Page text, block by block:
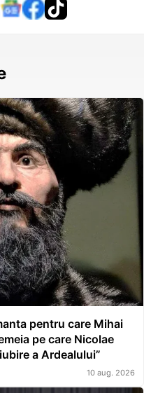
pentru care Mihai
pe care Nicolae
a Ardealului”
10 aug. 2026